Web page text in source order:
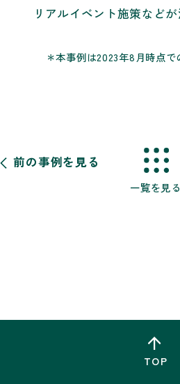
リアルイベント施策などが
＊本事例は2023年8月時点で
前の事例を見る
一覧を見る
TOP